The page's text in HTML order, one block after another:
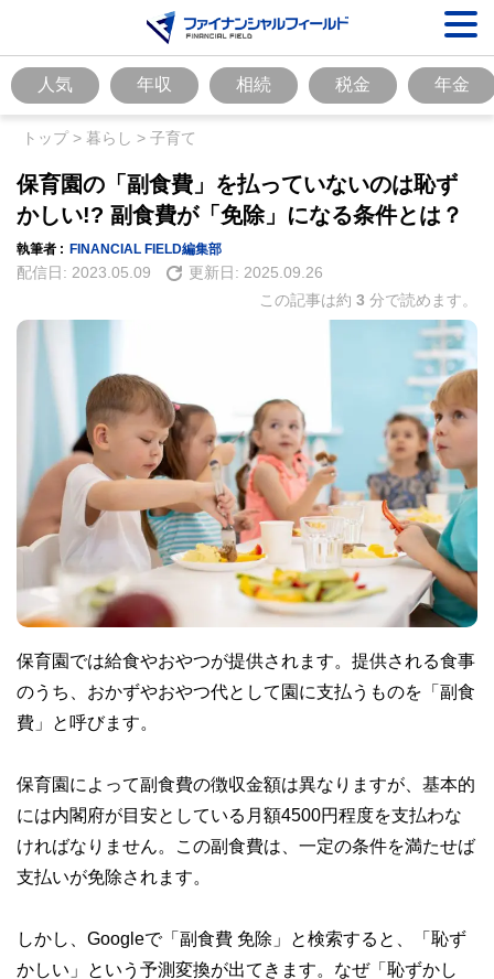
人気 年収 相続 税金 年金
トップ> 暮らし > 子育て
保育園の「副食費」を払っていないのは恥ず
かしい!? 副食費が「免除」になる条件とは？
執筆者 : FINANCIAL FIELD編集部
配信日: 2023.05.09 更新日: 2025.09.26
この記事は約 3 分で読めます。
保育園では給食やおやつが提供されます。提供される食事
のうち、おかずやおやつ代として園に支払うものを「副食
費」と呼びます。
保育園によって副食費の徴収金額は異なりますが、基本的
には内閣府が目安としている月額4500円程度を支払わな
ければなりません。この副食費は、一定の条件を満たせば
支払いが免除されます。
しかし、Googleで「副食費 免除」と検索すると、「恥ず
かしい」という予測変換が出てきます。なぜ「恥ずかし